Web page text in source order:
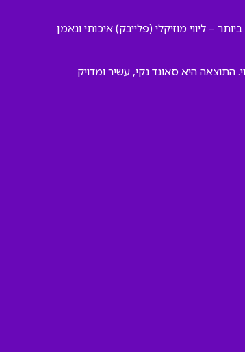
– ליווי מוזיקלי (פלייבק) איכותי ונאמן
היא סאונד נקי, עשיר ומדויק